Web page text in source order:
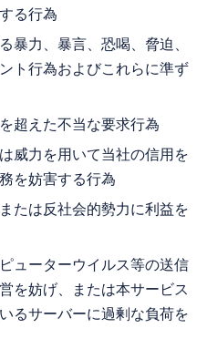
る行為
暴力、暴言、恐喝、脅迫、
ト行為およびこれらに準ず
超えた不当な要求行為
威力を用いて当社の信用を
を妨害する行為
たは反社会的勢力に利益を
ューターウイルス等の送信
を妨げ、または本サービス
るサーバーに過剰な負荷を